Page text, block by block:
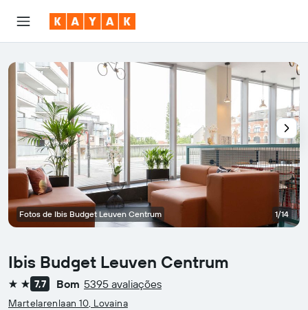
Ibis Budget Leuven Centrum
2 estrelas
7,7 Bom 5395 avaliações
Martelarenlaan 10, Lovaina
Fotos de Ibis Budget Leuven Centrum 1/14